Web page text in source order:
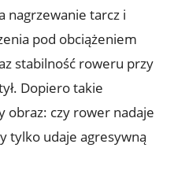
nagrzewanie tarcz i
pod obciążeniem
stabilność roweru przy
Dopiero takie
obraz: czy rower nadaje
tylko udaje agresywną